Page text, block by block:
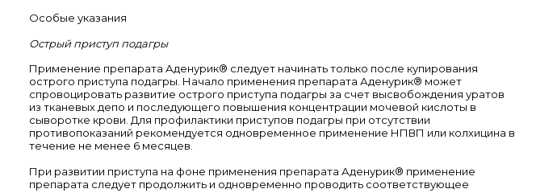
Особые указания
Острый приступ подагры
Применение препарата Аденурик® следует начинать только после купирования
острого приступа подагры. Начало применения препарата Аденурик® может
спровоцировать развитие острого приступа подагры за счет высвобождения уратов
из тканевых депо и последующего повышения концентрации мочевой кислоты в
сыворотке крови. Для профилактики приступов подагры при отсутствии
противопоказаний рекомендуется одновременное применение НПВП или колхицина в
течение не менее 6 месяцев.
При развитии приступа на фоне применения препарата Аденурик® применение
препарата следует продолжить и одновременно проводить соответствующее